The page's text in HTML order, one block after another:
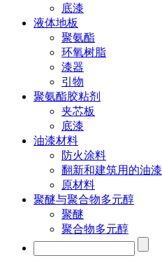
底漆
液体地板
聚氨酯
环氧树脂
漆器
引物
聚氨酯胶粘剂
夹芯板
底漆
油漆材料
防火涂料
翻新和建筑用的油漆
原材料
聚醚与聚合物多元醇
聚醚
聚合物多元醇